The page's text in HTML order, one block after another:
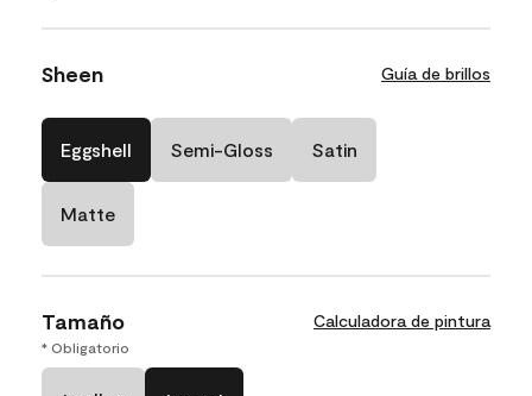
Sheen Guía de brillos
Eggshell Semi-Gloss Satin
Matte
Tamaño Calculadora de pintura
* Obligatorio